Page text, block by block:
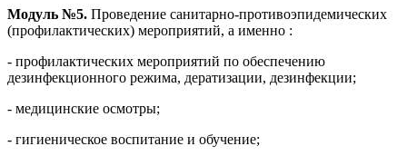
Модуль №5. Проведение санитарно-противоэпидемических
(профилактических) мероприятий, а именно :
- профилактических мероприятий по обеспечению
дезинфекционного режима, дератизации, дезинфекции;
- медицинские осмотры;
- гигиеническое воспитание и обучение;